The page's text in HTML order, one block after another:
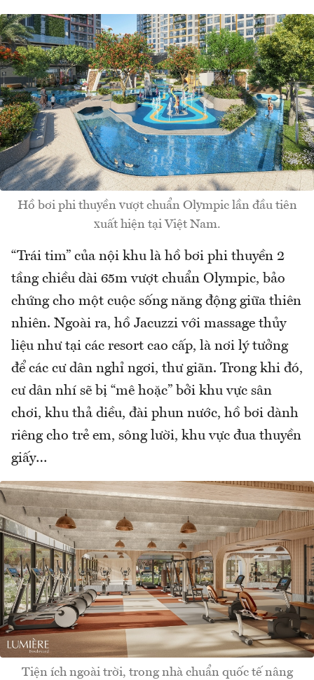
Hồ bơi phi thuyền vượt chuẩn Olympic lần đầu tiên
xuất hiện tại Việt Nam.
“Trái tim” của nội khu là hồ bơi phi thuyền 2
tầng chiều dài 65m vượt chuẩn Olympic, bảo
chứng cho một cuộc sống năng động giữa thiên
nhiên. Ngoài ra, hồ Jacuzzi với massage thủy
liệu như tại các resort cao cấp, là nơi lý tưởng
để các cư dân nghỉ ngơi, thư giãn. Trong khi đó,
cư dân nhí sẽ bị “mê hoặc” bởi khu vực sân
chơi, khu thả diều, đài phun nước, hồ bơi dành
riêng cho trẻ em, sông lười, khu vực đua thuyền
giấy…
Tiện ích ngoài trời, trong nhà chuẩn quốc tế nâng